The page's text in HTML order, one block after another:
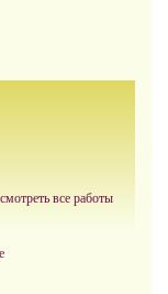
все работы